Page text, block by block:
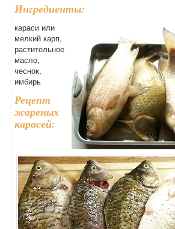
Ингредиенты:
караси или
мелкий карп,
растительное
масло,
чеснок,
имбирь
Рецепт
жареных
карасей: